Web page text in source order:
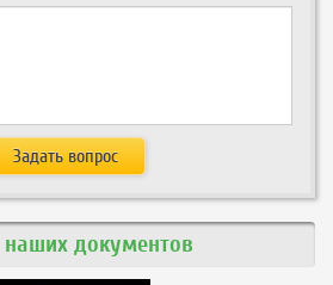
документов